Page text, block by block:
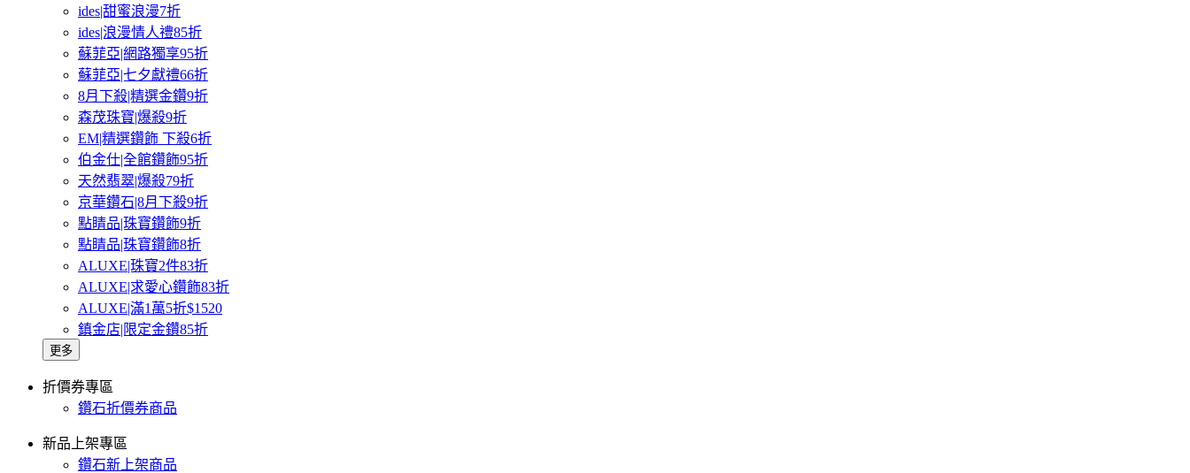
ides|甜蜜浪漫7折
ides|浪漫情人禮85折
蘇菲亞|網路獨享95折
蘇菲亞|七夕獻禮66折
8月下殺|精選金鑽9折
森茂珠寶|爆殺9折
EM|精選鑽飾 下殺6折
伯金仕|全館鑽飾95折
天然翡翠|爆殺79折
京華鑽石|8月下殺9折
點睛品|珠寶鑽飾9折
點睛品|珠寶鑽飾8折
ALUXE|珠寶2件83折
ALUXE|求愛心鑽飾83折
ALUXE|滿1萬5折$1520
鎮金店|限定金鑽85折
更多
折價券專區
鑽石折價券商品
新品上架專區
鑽石新上架商品